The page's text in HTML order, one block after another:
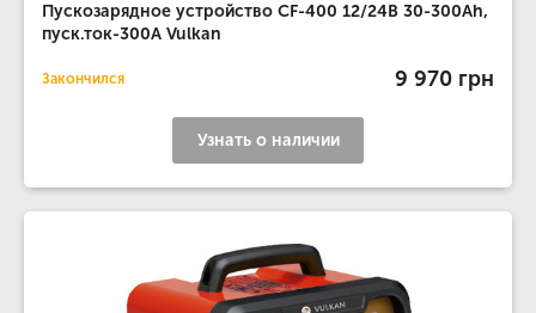
Пускозарядное устройство CF-400 12/24В 30-300Ah,
пуск.ток-300A Vulkan
Закончился 9 970 грн
Узнать о наличии